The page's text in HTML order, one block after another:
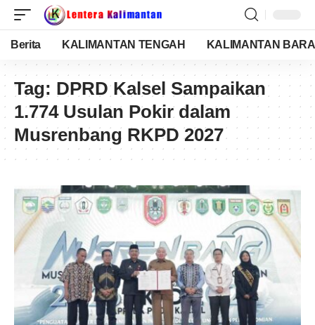
Berita KALIMANTAN TENGAH KALIMANTAN
Tag: DPRD Kalsel Sampaikan
1.774 Usulan Pokir dalam
Musrenbang RKPD 2027